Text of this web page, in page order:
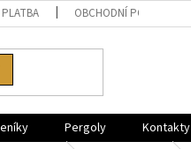
OBCHODNÍ PODMÍNKY
Pergoly Kontakty